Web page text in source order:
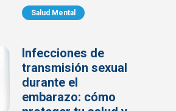
Salud Mental
Infecciones de
transmisión sexual
durante el
embarazo: cómo